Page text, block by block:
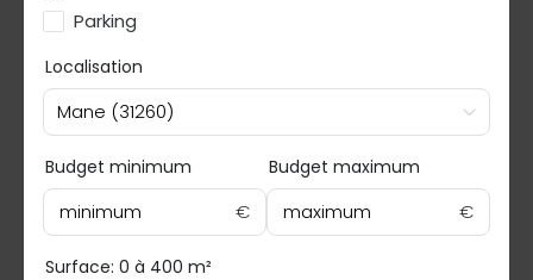
Parking
Localisation
Mane (31260)
Budget minimum
minimum €
Budget maximum
maximum €
Surface: 0 à 400 m²